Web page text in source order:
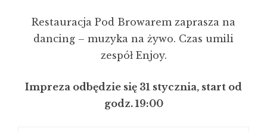
Restauracja Pod Browarem zaprasza na
dancing – muzyka na żywo. Czas umili
zespół Enjoy.
Impreza odbędzie się 31 stycznia, start od
godz. 19:00